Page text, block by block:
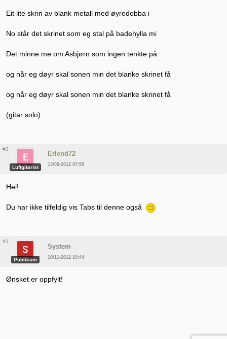
Eit lite skrin av blank metall med øyredobba i
No står det skrinet som eg stal på badehylla mi
Det minne me om Asbjørn som ingen tenkte på
og når eg døyr skal sonen min det blanke skrinet få
og når eg døyr skal sonen min det blanke skrinet få
(gitar solo)
#2
Luftgitarist
Erlend72
13/09-2012 07:59
Hei!
Du har ikke tilfeldig vis Tabs til denne også
#3
Publikum
System
10/11-2012 19:44
Ønsket er oppfylt!